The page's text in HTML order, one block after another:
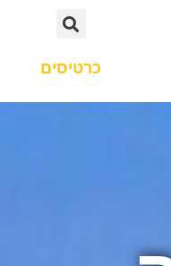
כרטיסים